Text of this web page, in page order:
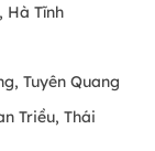
Hà Tĩnh
Tuyên Quang
Triều, Thái